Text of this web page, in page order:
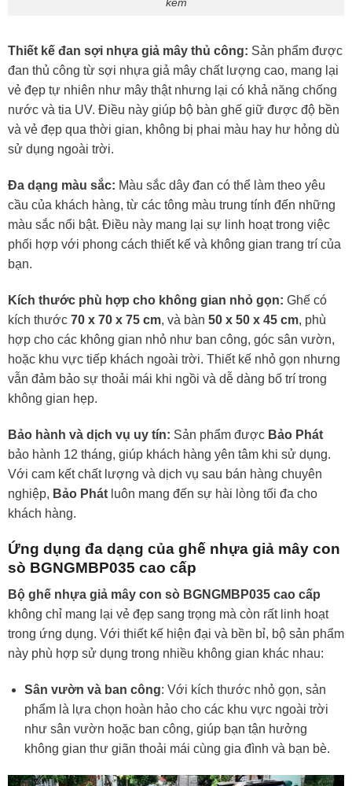
Thiết kế đan sợi nhựa giả mây thủ công: Sản phẩm được
đan thủ công từ sợi nhựa giả mây chất lượng cao, mang lại
vẻ đẹp tự nhiên như mây thật nhưng lại có khả năng chống
nước và tia UV. Điều này giúp bộ bàn ghế giữ được độ bền
và vẻ đẹp qua thời gian, không bị phai màu hay hư hỏng dù
sử dụng ngoài trời.
Đa dạng màu sắc: Màu sắc dây đan có thể làm theo yêu
cầu của khách hàng, từ các tông màu trung tính đến những
màu sắc nổi bật. Điều này mang lại sự linh hoạt trong việc
phối hợp với phong cách thiết kế và không gian trang trí của
bạn.
Kích thước phù hợp cho không gian nhỏ gọn: Ghế có
kích thước 70 x 70 x 75 cm, và bàn 50 x 50 x 45 cm, phù
hợp cho các không gian nhỏ như ban công, góc sân vườn,
hoặc khu vực tiếp khách ngoài trời. Thiết kế nhỏ gọn nhưng
vẫn đảm bảo sự thoải mái khi ngồi và dễ dàng bố trí trong
không gian hẹp.
Bảo hành và dịch vụ uy tín: Sản phẩm được Bảo Phát
bảo hành 12 tháng, giúp khách hàng yên tâm khi sử dụng.
Với cam kết chất lượng và dịch vụ sau bán hàng chuyên
nghiệp, Bảo Phát luôn mang đến sự hài lòng tối đa cho
khách hàng.
Ứng dụng đa dạng của ghế nhựa giả mây con
sò BGNGMBP035 cao cấp
Bộ ghế nhựa giả mây con sò BGNGMBP035 cao cấp
không chỉ mang lại vẻ đẹp sang trọng mà còn rất linh hoạt
trong ứng dụng. Với thiết kế hiện đại và bền bỉ, bộ sản phẩm
này phù hợp sử dụng trong nhiều không gian khác nhau:
Sân vườn và ban công: Với kích thước nhỏ gọn, sản
phẩm là lựa chọn hoàn hảo cho các khu vực ngoài trời
như sân vườn hoặc ban công, giúp bạn tận hưởng
không gian thư giãn thoải mái cùng gia đình và bạn bè.